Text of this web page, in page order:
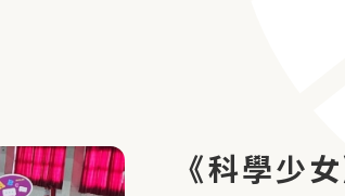
《科學少